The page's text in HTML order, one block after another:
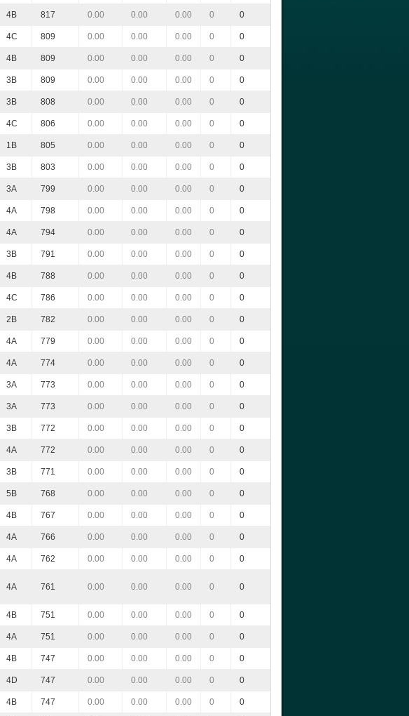
4B 817 0.00 0.00 0.00 0 0
4C 809 0.00 0.00 0.00 0 0
4B 809 0.00 0.00 0.00 0 0
3B 809 0.00 0.00 0.00 0 0
3B 808 0.00 0.00 0.00 0 0
4C 806 0.00 0.00 0.00 0 0
1B 805 0.00 0.00 0.00 0 0
3B 803 0.00 0.00 0.00 0 0
3A 799 0.00 0.00 0.00 0 0
4A 798 0.00 0.00 0.00 0 0
4A 794 0.00 0.00 0.00 0 0
3B 791 0.00 0.00 0.00 0 0
4B 788 0.00 0.00 0.00 0 0
4C 786 0.00 0.00 0.00 0 0
2B 782 0.00 0.00 0.00 0 0
4A 779 0.00 0.00 0.00 0 0
4A 774 0.00 0.00 0.00 0 0
3A 773 0.00 0.00 0.00 0 0
3A 773 0.00 0.00 0.00 0 0
3B 772 0.00 0.00 0.00 0 0
4A 772 0.00 0.00 0.00 0 0
3B 771 0.00 0.00 0.00 0 0
5B 768 0.00 0.00 0.00 0 0
4B 767 0.00 0.00 0.00 0 0
4A 766 0.00 0.00 0.00 0 0
4A 762 0.00 0.00 0.00 0 0
4A 761 0.00 0.00 0.00 0 0
4B 751 0.00 0.00 0.00 0 0
4A 751 0.00 0.00 0.00 0 0
4B 747 0.00 0.00 0.00 0 0
4D 747 0.00 0.00 0.00 0 0
4B 747 0.00 0.00 0.00 0 0